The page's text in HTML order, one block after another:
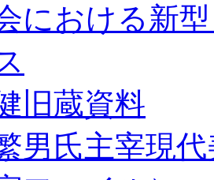
における新
旧蔵資料
男氏主宰現